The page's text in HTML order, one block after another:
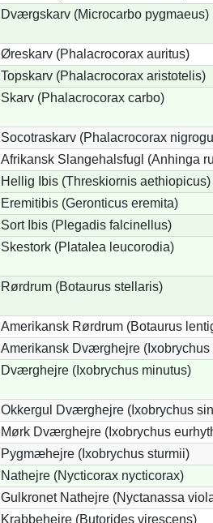
Dværgskarv (Microcarbo pygmaeus)
Øreskarv (Phalacrocorax auritus)
Topskarv (Phalacrocorax aristotelis)
Skarv (Phalacrocorax carbo)
Socotraskarv (Phalacrocorax
Afrikansk Slangehalsfugl (Anhinga
Hellig Ibis (Threskiornis aethiopicus)
Eremitibis (Geronticus eremita)
Sort Ibis (Plegadis falcinellus)
Skestork (Platalea leucorodia)
Rørdrum (Botaurus stellaris)
Amerikansk Rørdrum (Botaurus
Amerikansk Dværghejre (Ixobrychus
Dværghejre (Ixobrychus minutus)
Okkergul Dværghejre (Ixobrychus
Mørk Dværghejre (Ixobrychus
Pygmæhejre (Ixobrychus sturmii)
Nathejre (Nycticorax nycticorax)
Gulkronet Nathejre (Nyctanassa
Krabbehejre (Butorides virescens)